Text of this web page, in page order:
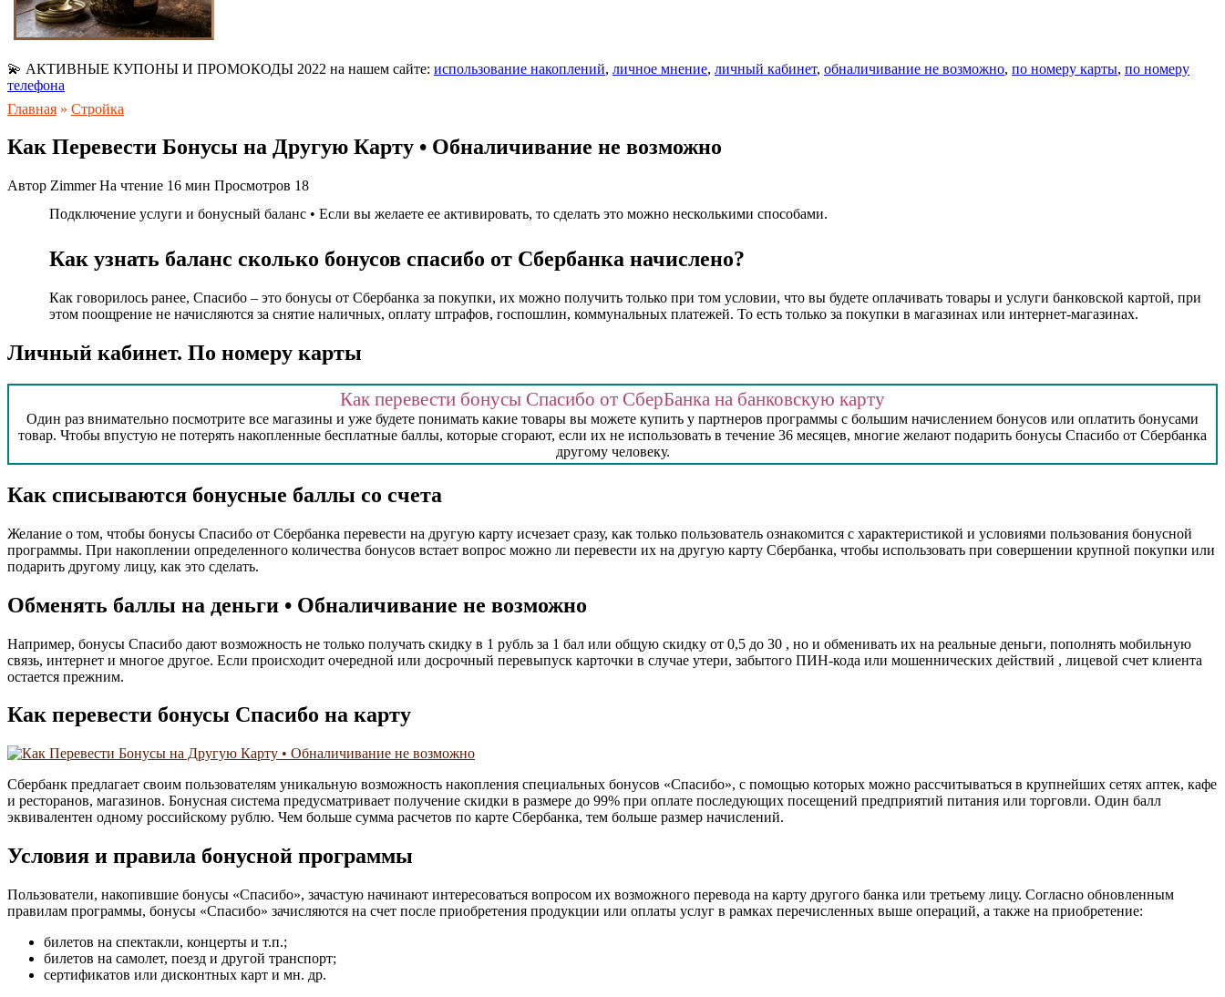
💫 АКТИВНЫЕ КУПОНЫ И ПРОМОКОДЫ 2022 на нашем сайте: использование накоплений, личное мнение, личный кабинет, обналичивание не возможно, по номеру карты, по номеру
телефона
Главная » Стройка
Как Перевести Бонусы на Другую Карту • Обналичивание не возможно
Автор Zimmer На чтение 16 мин Просмотров 18
Подключение услуги и бонусный баланс • Если вы желаете ее активировать, то сделать это можно несколькими способами.
Как узнать баланс сколько бонусов спасибо от Сбербанка начислено?
Как говорилось ранее, Спасибо – это бонусы от Сбербанка за покупки, их можно получить только при том условии, что вы будете оплачивать товары и услуги банковской картой, при
этом поощрение не начисляются за снятие наличных, оплату штрафов, госпошлин, коммунальных платежей. То есть только за покупки в магазинах или интернет-магазинах.
Личный кабинет. По номеру карты
Как перевести бонусы Спасибо от СберБанка на банковскую карту
Один раз внимательно посмотрите все магазины и уже будете понимать какие товары вы можете купить у партнеров программы с большим начислением бонусов или оплатить бонусами
товар. Чтобы впустую не потерять накопленные бесплатные баллы, которые сгорают, если их не использовать в течение 36 месяцев, многие желают подарить бонусы Спасибо от Сбербанка
другому человеку.
Как списываются бонусные баллы со счета
Желание о том, чтобы бонусы Спасибо от Сбербанка перевести на другую карту исчезает сразу, как только пользователь ознакомится с характеристикой и условиями пользования бонусной
программы. При накоплении определенного количества бонусов встает вопрос можно ли перевести их на другую карту Сбербанка, чтобы использовать при совершении крупной покупки или
подарить другому лицу, как это сделать.
Обменять баллы на деньги • Обналичивание не возможно
Например, бонусы Спасибо дают возможность не только получать скидку в 1 рубль за 1 бал или общую скидку от 0,5 до 30 , но и обменивать их на реальные деньги, пополнять мобильную
связь, интернет и многое другое. Если происходит очередной или досрочный перевыпуск карточки в случае утери, забытого ПИН-кода или мошеннических действий , лицевой счет клиента
остается прежним.
Как перевести бонусы Спасибо на карту
Сбербанк предлагает своим пользователям уникальную возможность накопления специальных бонусов «Спасибо», с помощью которых можно рассчитываться в крупнейших сетях аптек, кафе
и ресторанов, магазинов. Бонусная система предусматривает получение скидки в размере до 99% при оплате последующих посещений предприятий питания или торговли. Один балл
эквивалентен одному российскому рублю. Чем больше сумма расчетов по карте Сбербанка, тем больше размер начислений.
Условия и правила бонусной программы
Пользователи, накопившие бонусы «Спасибо», зачастую начинают интересоваться вопросом их возможного перевода на карту другого банка или третьему лицу. Согласно обновленным
правилам программы, бонусы «Спасибо» зачисляются на счет после приобретения продукции или оплаты услуг в рамках перечисленных выше операций, а также на приобретение:
билетов на спектакли, концерты и т.п.;
билетов на самолет, поезд и другой транспорт;
сертификатов или дисконтных карт и мн. др.